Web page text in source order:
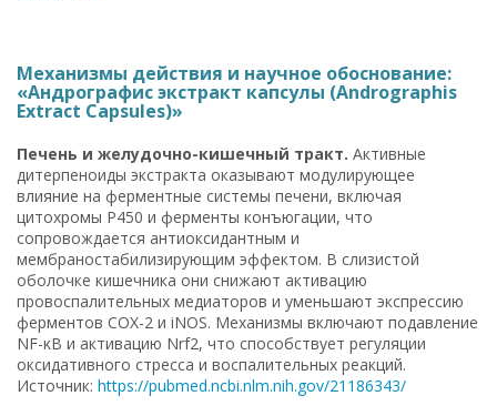
Механизмы действия и научное обоснование:
«Андрографис экстракт капсулы (Andrographis
Extract Capsules)»
Печень и желудочно-кишечный тракт. Активные
дитерпеноиды экстракта оказывают модулирующее
влияние на ферментные системы печени, включая
цитохромы P450 и ферменты конъюгации, что
сопровождается антиоксидантным и
мембраностабилизирующим эффектом. В слизистой
оболочке кишечника они снижают активацию
провоспалительных медиаторов и уменьшают экспрессию
ферментов COX-2 и iNOS. Механизмы включают подавление
NF-κB и активацию Nrf2, что способствует регуляции
оксидативного стресса и воспалительных реакций.
Источник: https://pubmed.ncbi.nlm.nih.gov/21186343/